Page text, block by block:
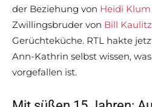
der Beziehung von Heidi Klum
Zwillingsbruder von Bill Kaulitz
Gerüchteküche. RTL hakte
Ann-Kathrin selbst wissen,
vorgefallen ist.